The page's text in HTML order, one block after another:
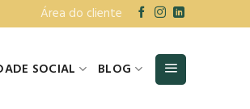
Área do cliente
SOCIAL BLOG